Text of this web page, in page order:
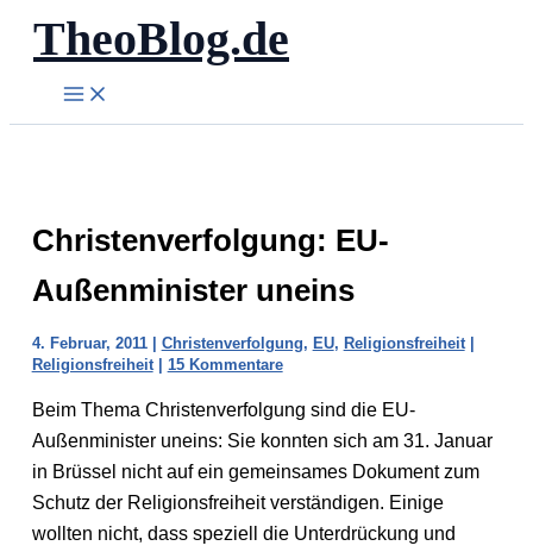
Zum
Inhalt
springen
TheoBlog.de
Christenverfolgung: EU-
Außenminister uneins
4. Februar, 2011 | Christenverfolgung, EU, Religionsfreiheit|
Religionsfreiheit| 15 Kommentare
Beim Thema Christenverfolgung sind die EU-
Außenminister uneins: Sie konnten sich am 31. Januar
in Brüssel nicht auf ein gemeinsames Dokument zum
Schutz der Religionsfreiheit verständigen. Einige
wollten nicht, dass speziell die Unterdrückung und